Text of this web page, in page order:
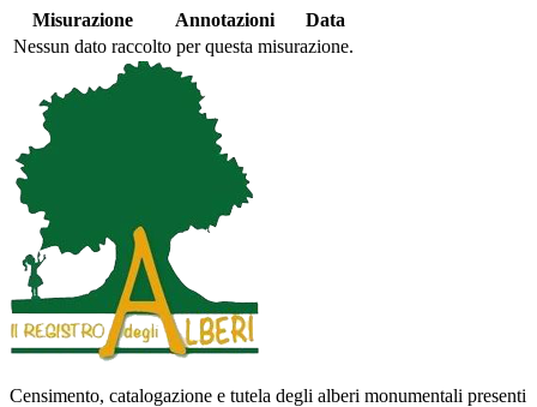
Misurazione Annotazioni
Data
Nessun dato raccolto per questa misurazione.
Censimento, catalogazione e tutela degli alberi monumentali presenti